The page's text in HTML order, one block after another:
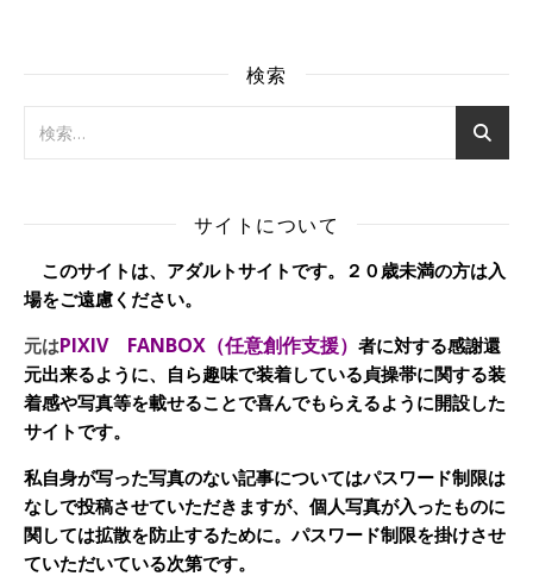
検索
サイトについて
このサイトは、アダルトサイトです。２０歳未満の方は入
場をご遠慮ください。
元はPIXIV FANBOX（任意創作支援） 者に対する感謝還
元出来るように、自ら趣味で装着している貞操帯に関する装
着感や写真等を載せることで喜んでもらえるように開設した
サイトです。
私自身が写った写真のない記事についてはパスワード制限は
なしで投稿させていただきますが、個人写真が入ったものに
関しては拡散を防止するために。パスワード制限を掛けさせ
ていただいている次第です。